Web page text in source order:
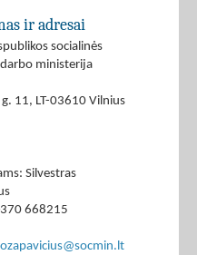
ir adresai
socialinės
ministerija
11, LT-03610 Vilnius
Silvestras
668215